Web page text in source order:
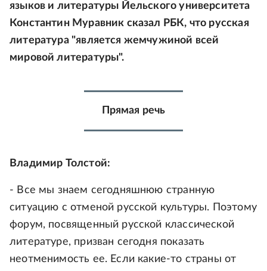
языков и литературы Йельского университета
Константин Муравник сказал РБК, что русская
литература "является жемчужиной всей
мировой литературы".
Прямая речь
Владимир Толстой:
- Все мы знаем сегодняшнюю странную
ситуацию с отменой русской культуры. Поэтому
форум, посвященный русской классической
литературе, призван сегодня показать
неотменимость ее. Если какие-то страны от